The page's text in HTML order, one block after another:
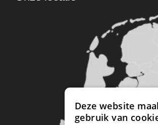
Deze website
gebruik van